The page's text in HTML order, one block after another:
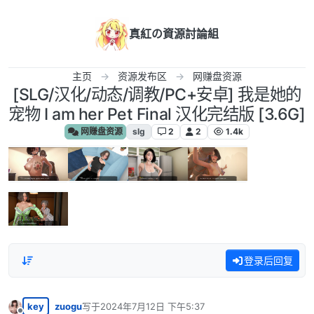
真紅の資源討論組
主页 资源发布区 网赚盘资源
[SLG/汉化/动态/调教/PC+安卓] 我是她的
宠物 I am her Pet Final 汉化完结版 [3.6G]
网赚盘资源 slg 2 2 1.4k
登录后回复
key zuogu写于2024年7月12日 下午5:37